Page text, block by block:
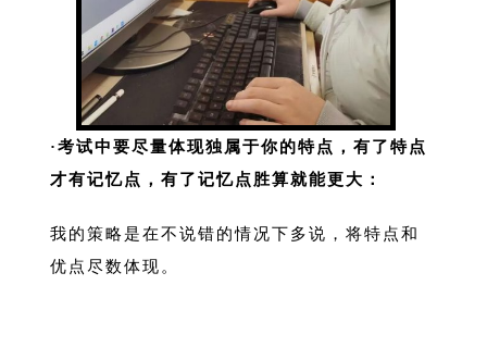
·考试中要尽量体现独属于你的特点，有了特点
才有记忆点，有了记忆点胜算就能更大：
我的策略是在不说错的情况下多说，将特点和
优点尽数体现。